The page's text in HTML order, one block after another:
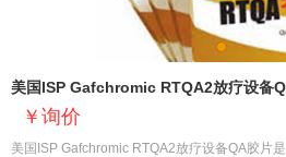
美国ISP Gafchromic RTQA2放疗设备
询价
美国ISP Gafchromic RTQA2放疗设备QA胶片